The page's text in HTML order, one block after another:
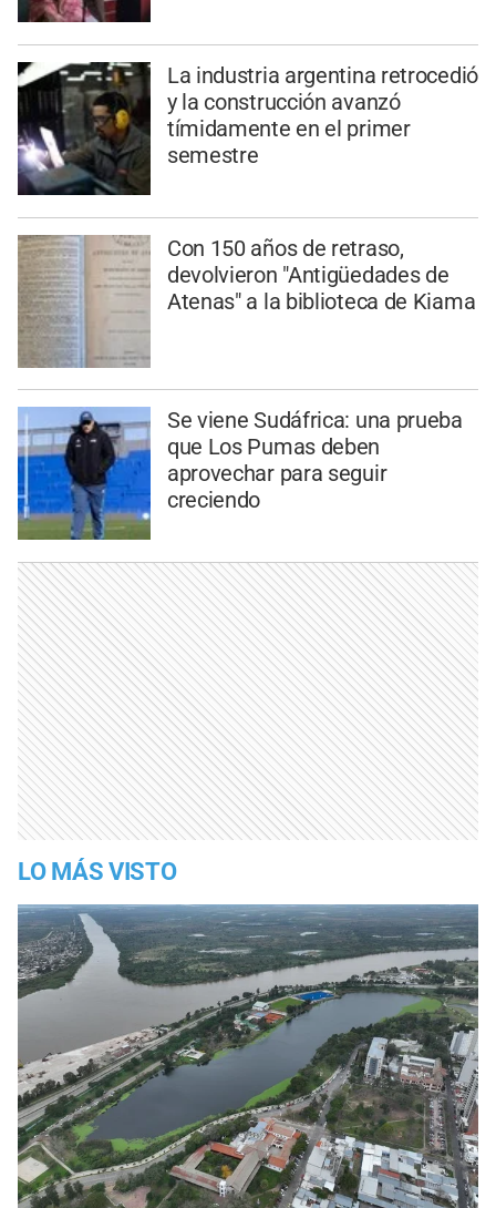
La industria argentina retrocedió
y la construcción avanzó
tímidamente en el primer
semestre
Con 150 años de retraso,
devolvieron "Antigüedades de
Atenas" a la biblioteca de Kiama
Se viene Sudáfrica: una prueba
que Los Pumas deben
aprovechar para seguir
creciendo
LO MÁS VISTO